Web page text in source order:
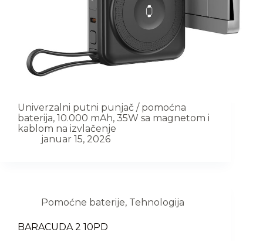
Univerzalni putni punjač / pomoćna
baterija, 10.000 mAh, 35W sa magnetom i
kablom na izvlačenje
januar 15, 2026
Pomoćne baterije, Tehnologija
BARACUDA 2 10PD